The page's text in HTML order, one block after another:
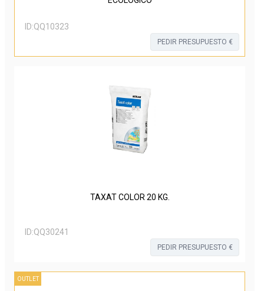
ID:QQ10323
PEDIR PRESUPUESTO €
TAXAT COLOR 20 KG.
ID:QQ30241
PEDIR PRESUPUESTO €
OUTLET